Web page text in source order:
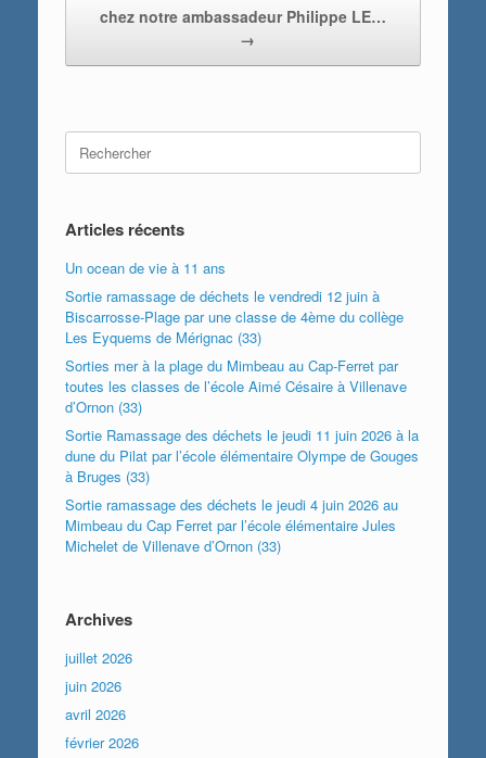
chez notre ambassadeur Philippe LE…
→
Search
for:
Articles récents
Un ocean de vie à 11 ans
Sortie ramassage de déchets le vendredi 12 juin à
Biscarrosse-Plage par une classe de 4ème du collège
Les Eyquems de Mérignac (33)
Sorties mer à la plage du Mimbeau au Cap-Ferret par
toutes les classes de l’école Aimé Césaire à Villenave
d’Ornon (33)
Sortie Ramassage des déchets le jeudi 11 juin 2026 à la
dune du Pilat par l’école élémentaire Olympe de Gouges
à Bruges (33)
Sortie ramassage des déchets le jeudi 4 juin 2026 au
Mimbeau du Cap Ferret par l’école élémentaire Jules
Michelet de Villenave d’Ornon (33)
Archives
juillet 2026
juin 2026
avril 2026
février 2026